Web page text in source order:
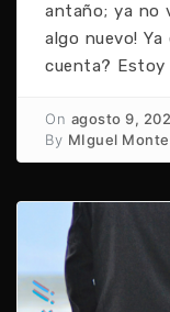
antaño; ya no
algo nuevo!
cuenta? Estoy
On agosto 9,
By MIguel